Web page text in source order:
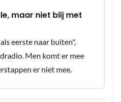
maar niet blij met
eerste naar buiten",
Men komt er mee
er niet mee.